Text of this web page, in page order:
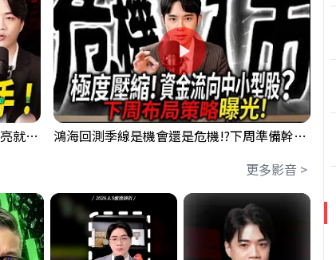
【貪婪時間】格局要打開，下週訊號一亮就出手！我不說的話還真一堆人不知道！｜錢進大趨勢 Mr.智霖 陳 2026/08/08 鴻海回測季線是機會還是危機!?下周準備幹大事?｜0807 #3661 #2317 #2317鴻海
更多影音 >